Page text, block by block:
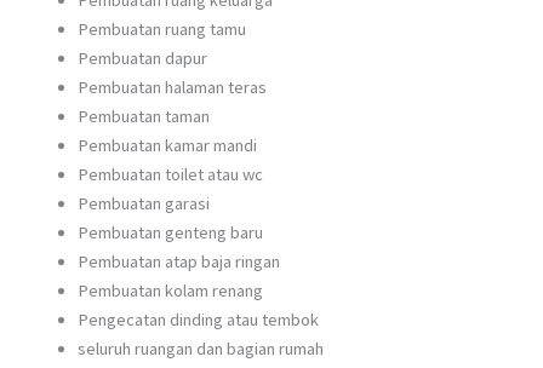
Pembuatan ruang tamu
Pembuatan dapur
Pembuatan halaman teras
Pembuatan taman
Pembuatan kamar mandi
Pembuatan toilet atau wc
Pembuatan garasi
Pembuatan genteng baru
Pembuatan atap baja ringan
Pembuatan kolam renang
Pengecatan dinding atau tembok
seluruh ruangan dan bagian rumah